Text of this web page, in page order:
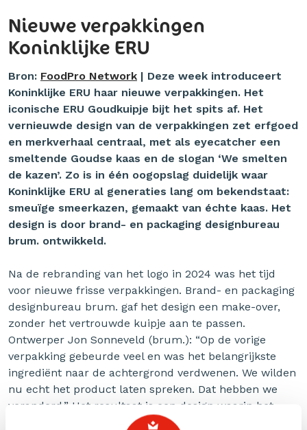
Nieuwe verpakkingen
Koninklijke ERU
Bron: FoodPro Network | Deze week introduceert
Koninklijke ERU haar nieuwe verpakkingen. Het
iconische ERU Goudkuipje bijt het spits af. Het
vernieuwde design van de verpakkingen zet erfgoed
en merkverhaal centraal, met als eyecatcher een
smeltende Goudse kaas en de slogan ‘We smelten
de kazen’. Zo is in één oogopslag duidelijk waar
Koninklijke ERU al generaties lang om bekendstaat:
smeuïge smeerkazen, gemaakt van échte kaas. Het
design is door brand- en packaging designbureau
brum. ontwikkeld.
Na de rebranding van het logo in 2024 was het tijd
voor nieuwe frisse verpakkingen. Brand- en packaging
designbureau brum. gaf het design een make-over,
zonder het vertrouwde kuipje aan te passen.
Ontwerper Jon Sonneveld (brum.): “Op de vorige
verpakking gebeurde veel en was het belangrijkste
ingrediënt naar de achtergrond verdwenen. We wilden
nu echt het product laten spreken. Dat hebben we
veranderd.” Het resultaat is een design waarin het
intrinsieke product centraal staat; een Goudse kaas